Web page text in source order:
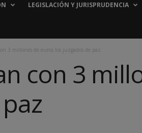
LEGISLACIÓN Y JURISPRUDENCIA
3 millones de euros los juzgados de paz
con 3